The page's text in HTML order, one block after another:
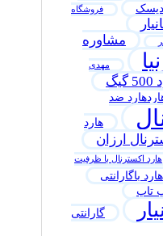
فروشگاه
مشاوره
مهدی
ضد
هارد
ارزان
هارد اکسترنال با ظرفیت
هارد باگارانتی
تاپ
گارانتی